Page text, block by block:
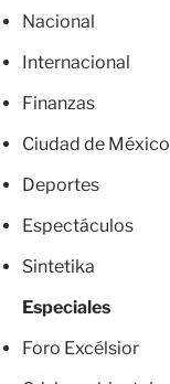
Nacional
Internacional
Finanzas
Ciudad de México
Deportes
Espectáculos
Sintetika
Especiales
Foro Excélsior